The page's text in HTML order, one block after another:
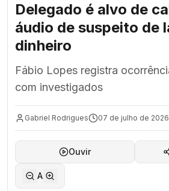
Delegado é alvo de
áudio de suspeito de
dinheiro
Fábio Lopes registra
com investigados
Gabriel Rodrigues 07 de julho de 2026
Ouvir
A